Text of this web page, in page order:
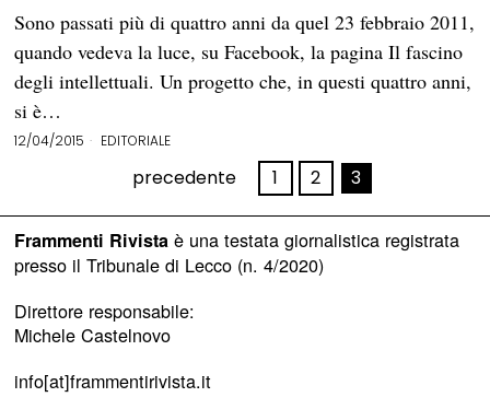
Sono passati più di quattro anni da quel 23 febbraio 2011,
quando vedeva la luce, su Facebook, la pagina Il fascino
degli intellettuali. Un progetto che, in questi quattro anni,
si è…
12/04/2015 EDITORIALE
precedente 1 2 3
Frammenti Rivistaè una testata giornalistica registrata
presso il Tribunale di Lecco (n. 4/2020)
Direttore responsabile:
Michele Castelnovo
info[at]frammentirivista.it